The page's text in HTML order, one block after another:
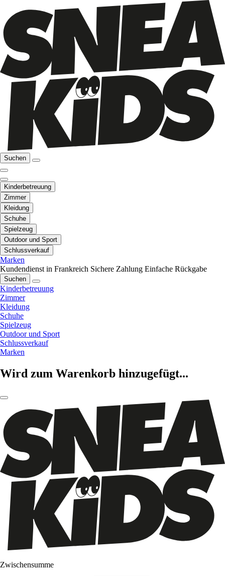
Suchen
Kinderbetreuung
Zimmer
Kleidung
Schuhe
Spielzeug
Outdoor und Sport
Schlussverkauf
Marken
Kundendienst in Frankreich Sichere Zahlung Einfache Rückgabe
Suchen
Kinderbetreuung
Zimmer
Kleidung
Schuhe
Spielzeug
Outdoor und Sport
Schlussverkauf
Marken
Wird zum Warenkorb hinzugefügt...
Zwischensumme